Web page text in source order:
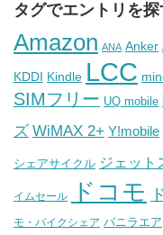
タグでエントリを探
Amazon ANA Anker
KDDI Kindle LCC
SIMフリー UQ mobile
ズ WiMAX 2+ Y!mobile
シェアサイクル ジェット
イムセール ドコモ
モ・バイクシェア バニラエア